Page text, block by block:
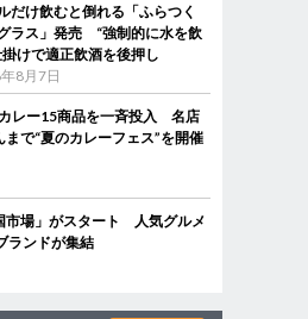
だけ飲むと倒れる「ふらつく
ラス」発売 “強制的に水を飲
掛けで適正飲酒を後押し
8月7日
レー15商品を一斉投入 名店
で“夏のカレーフェス”を開催
市場」がスタート 人気グルメ
ランドが集結